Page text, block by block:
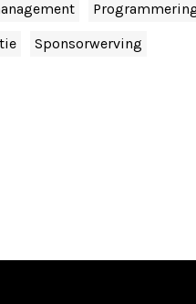
Sponsorwerving